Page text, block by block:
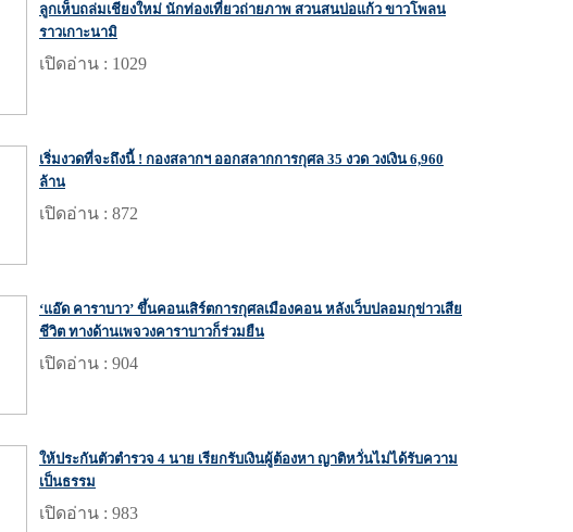
ลูกเห็บถล่มเชียงใหม่ นักท่องเที่ยวถ่ายภาพ สวนสนบ่อแก้ว ขาวโพลน
ราวเกาะนามิ
เปิดอ่าน : 1029
เริ่มงวดที่จะถึงนี้ ! กองสลากฯ ออกสลากการกุศล 35 งวด วงเงิน 6,960
ล้าน
เปิดอ่าน : 872
‘แอ๊ด คาราบาว’ ขึ้นคอนเสิร์ตการกุศลเมืองคอน หลังเว็บปลอมกุข่าวเสีย
ชีวิต ทางด้านเพจวงคาราบาวก็ร่วมยืน
เปิดอ่าน : 904
ให้ประกันตัวตำรวจ 4 นาย เรียกรับเงินผู้ต้องหา ญาติหวั่นไม่ได้รับความ
เป็นธรรม
เปิดอ่าน : 983